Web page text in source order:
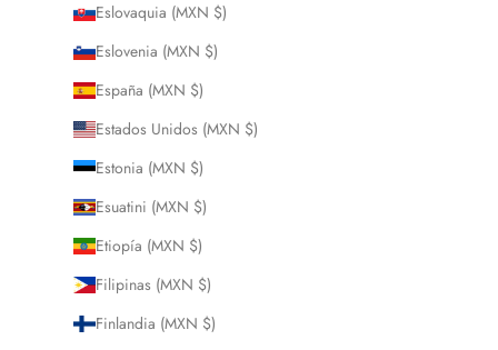
Eslovaquia (MXN $)
Eslovenia (MXN $)
España (MXN $)
Estados Unidos (MXN $)
Estonia (MXN $)
Esuatini (MXN $)
Etiopía (MXN $)
Filipinas (MXN $)
Finlandia (MXN $)